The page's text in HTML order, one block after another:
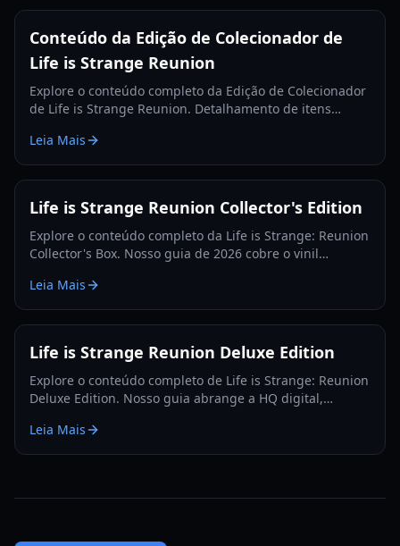
Conteúdo da Edição de Colecionador de
Life is Strange Reunion
Explore o conteúdo completo da Edição de Colecionador
de Life is Strange Reunion. Detalhamento de itens
2026.
Leia Mais
Life is Strange Reunion Collector's Edition
Explore o conteúdo completo da Life is Strange: Reunion
Collector's Box. Nosso guia de 2026 cobre o vinil
Leia Mais
Life is Strange Reunion Deluxe Edition
Explore o conteúdo completo de Life is Strange: Reunion
Deluxe Edition. Nosso guia abrange a HQ digital,
comparações de edições.
Leia Mais